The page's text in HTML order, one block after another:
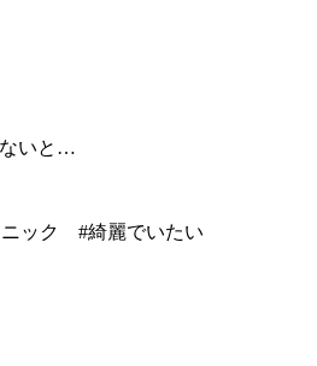
ないと…
ック #綺麗でいたい